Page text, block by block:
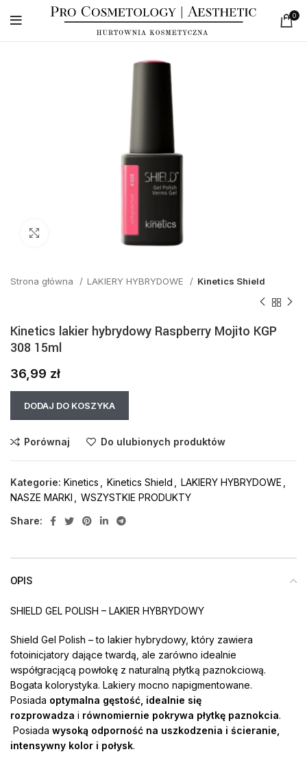
0
Strona główna LAKIERY HYBRYDOWE Kinetics Shield
Kinetics lakier hybrydowy Raspberry Mojito KGP
308 15ml
36,99 zł
DODAJ DO KOSZYKA
Porównaj Do ulubionych produktów
Kategorie: Kinetics Kinetics Shield LAKIERY HYBRYDOWE
NASZE MARKI
WSZYSTKIE PRODUKTY
Share:
OPIS
SHIELD GEL POLISH – LAKIER HYBRYDOWY
Shield Gel Polish – to lakier hybrydowy, który zawiera
fotoinicjatory dające twardą, ale zarówno idealnie
współgracjącą powłokę z naturalną płytką paznokciową.
Bogata kolorystyka. Lakiery mocno napigmentowane.
Posiada optymalna gęstość, idealnie się
rozprowadza i równomiernie pokrywa płytkę paznokcia.
Posiada wysoką odporność na uszkodzenia i ścieranie,
intensywny kolor i połysk.